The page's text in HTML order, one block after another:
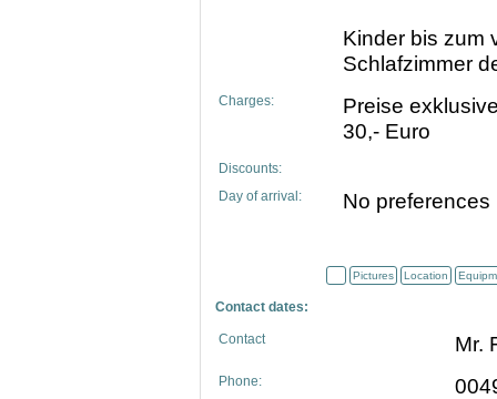
Kinder bis zum
Schlafzimmer
Charges:
Preise
30,- Euro
Discounts:
Day of arrival:
No preferences
Pictures Location
Contact dates:
Contact Mr.
Phone: